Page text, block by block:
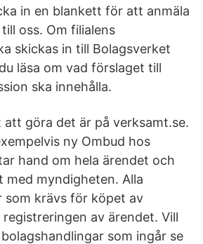
in en blankett för att anmäla
oss. Om filialens
skickas in till Bolagsverket
läsa om vad förslaget till
ska innehålla.
att göra det är på verksamt.se.
ny Ombud hos
hand om hela ärendet och
med myndigheten. Alla
som krävs för köpet av
av ärendet. Vill
som ingår se